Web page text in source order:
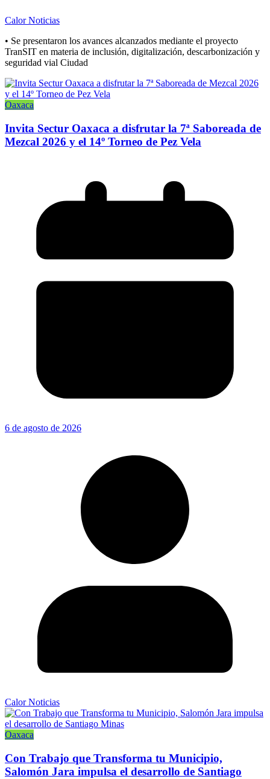
Calor Noticias
• Se presentaron los avances alcanzados mediante el proyecto
TranSIT en materia de inclusión, digitalización, descarbonización y
seguridad vial Ciudad
Oaxaca
Invita Sectur Oaxaca a disfrutar la 7ª Saboreada de
Mezcal 2026 y el 14º Torneo de Pez Vela
6 de agosto de 2026
Calor Noticias
Oaxaca
Con Trabajo que Transforma tu Municipio,
Salomón Jara impulsa el desarrollo de Santiago